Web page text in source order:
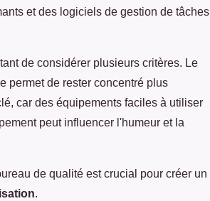
et des logiciels de gestion de tâches
de considérer plusieurs critères. Le
permet de rester concentré plus
car des équipements faciles à utiliser
peut influencer l'humeur et la
de qualité est crucial pour créer un
.